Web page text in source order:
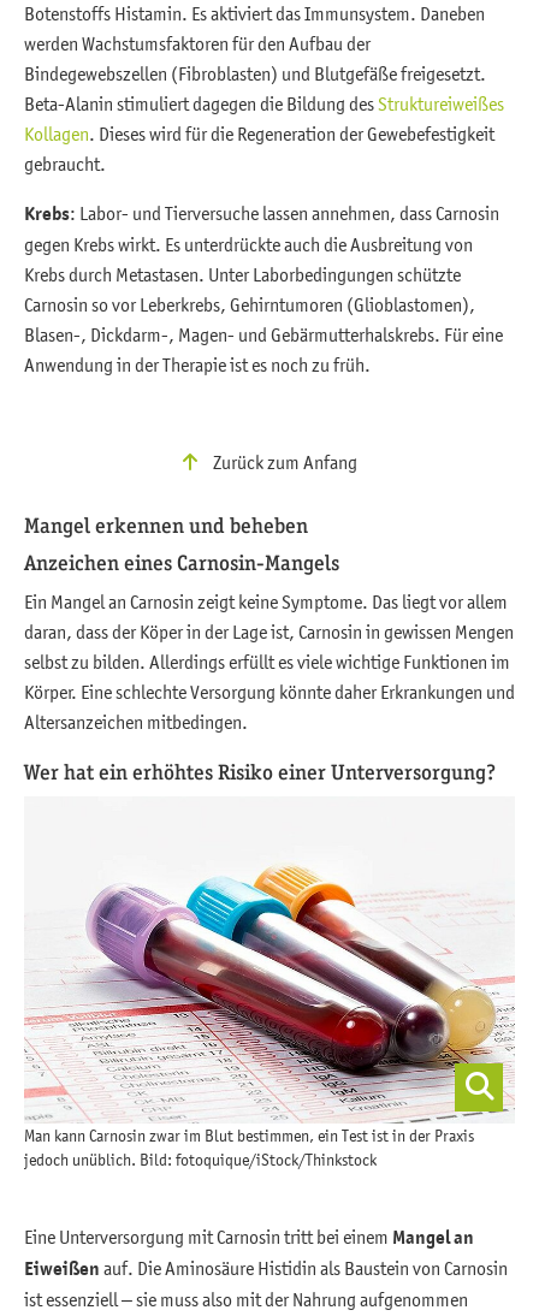
Botenstoffs Histamin. Es aktiviert das Immunsystem. Daneben
werden Wachstumsfaktoren für den Aufbau der
Bindegewebszellen (Fibroblasten) und Blutgefäße freigesetzt.
Beta-Alanin stimuliert dagegen die Bildung desStruktureiweißes
Kollagen. Dieses wird für die Regeneration der Gewebefestigkeit
gebraucht.
Krebs: Labor- und Tierversuche lassen annehmen, dass Carnosin
gegen Krebs wirkt. Es unterdrückte auch die Ausbreitung von
Krebs durch Metastasen. Unter Laborbedingungen schützte
Carnosin so vor Leberkrebs, Gehirntumoren (Glioblastomen),
Blasen-, Dickdarm-, Magen- und Gebärmutterhalskrebs. Für eine
Anwendung in der Therapie ist es noch zu früh.
Zurück zum Anfang
Mangel erkennen und beheben
Anzeichen eines Carnosin-Mangels
Ein Mangel an Carnosin zeigt keine Symptome. Das liegt vor allem
daran, dass der Köper in der Lage ist, Carnosin in gewissen Mengen
selbst zu bilden. Allerdings erfüllt es viele wichtige Funktionen im
Körper. Eine schlechte Versorgung könnte daher Erkrankungen und
Altersanzeichen mitbedingen.
Wer hat ein erhöhtes Risiko einer Unterversorgung?
Man kann Carnosin zwar im Blut bestimmen, ein Test ist in der Praxis
jedoch unüblich. Bild: fotoquique/iStock/Thinkstock
Eine Unterversorgung mit Carnosin tritt bei einem Mangel an
Eiweißen auf. Die Aminosäure Histidin als Baustein von Carnosin
ist essenziell – sie muss also mit der Nahrung aufgenommen